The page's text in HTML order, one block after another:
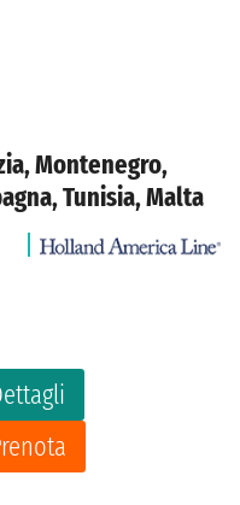
Montenegro,
Tunisia, Malta